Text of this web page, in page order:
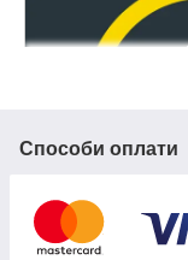
Способи оплати